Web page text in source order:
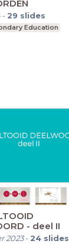
- 29 slides
Education
- deel II
2023- 24 slides